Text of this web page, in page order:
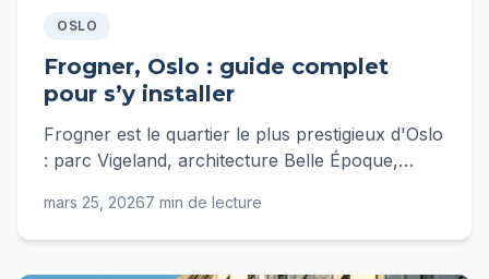
OSLO
Frogner, Oslo : guide complet
pour s’y installer
Frogner est le quartier le plus prestigieux d'Oslo
: parc Vigeland, architecture Belle Époque,
installer.
mars 25, 20267 min de lecture